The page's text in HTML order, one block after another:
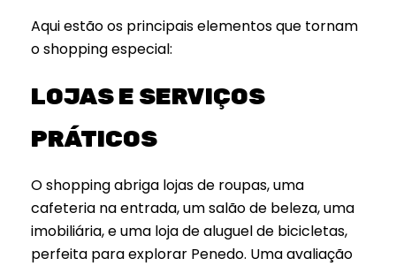
Aqui estão os principais elementos que tornam
o shopping especial:
LOJAS E SERVIÇOS
PRÁTICOS
O shopping abriga lojas de roupas, uma
cafeteria na entrada, um salão de beleza, uma
imobiliária, e uma loja de aluguel de bicicletas,
perfeita para explorar Penedo. Uma avaliação